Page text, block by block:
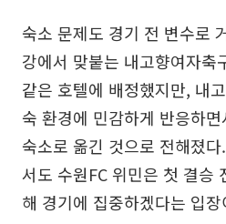
숙소 문제도 경기 전 변수로
강에서 맞붙는 내고향여자축
같은 호텔에 배정했지만, 내
숙 환경에 민감하게 반응하
숙소로 옮긴 것으로 전해졌
서도 수원FC 위민은 첫 결승
해 경기에 집중하겠다는 입장